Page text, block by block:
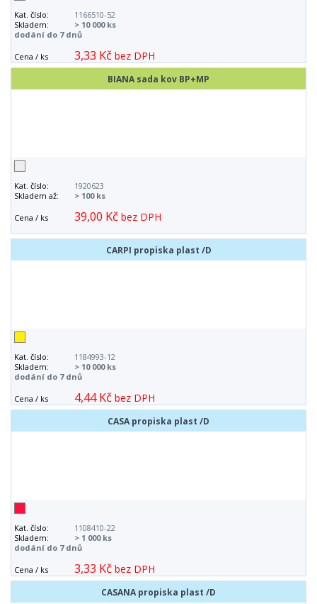
Kat. číslo:
1166510-52
Skladem:
> 10 000 ks
dodání do 7 dnů
Cena / ks 3,33 Kč bez DPH
BIANA sada kov BP+MP
Kat. číslo:
1920623
Skladem až:
> 100 ks
Cena / ks 39,00 Kč bez DPH
CARPI propiska plast /D
Kat. číslo:
1184993-12
Skladem:
> 10 000 ks
dodání do 7 dnů
Cena / ks 4,44 Kč bez DPH
CASA propiska plast /D
Kat. číslo:
1108410-22
Skladem:
> 1 000 ks
dodání do 7 dnů
Cena / ks 3,33 Kč bez DPH
CASANA propiska plast /D